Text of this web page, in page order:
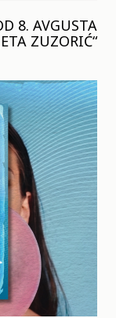
8. AVGUSTA
ZUZORIĆ“